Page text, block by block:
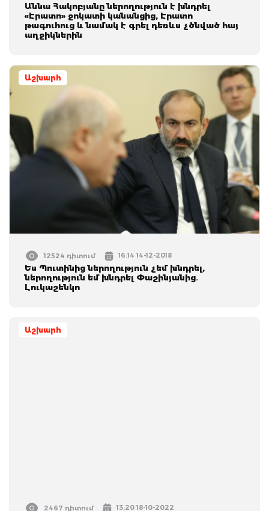
Աննա Հակոբյանը ներողություն է խնդրել
«Էրատո» ջոկատի կանանցից, Էրատո
թագուհուց և նամակ է գրել դեռևս չծնված հայ
աղջիկներին
Աշխարհ
12524 դիտում 16:14 14-12-2018
Ես Պուտինից ներողություն չեմ խնդրել,
ներողություն եմ խնդրել Փաշինյանից․
Լուկաշենկո
Աշխարհ
2467 դիտում 13:20 18-10-2022